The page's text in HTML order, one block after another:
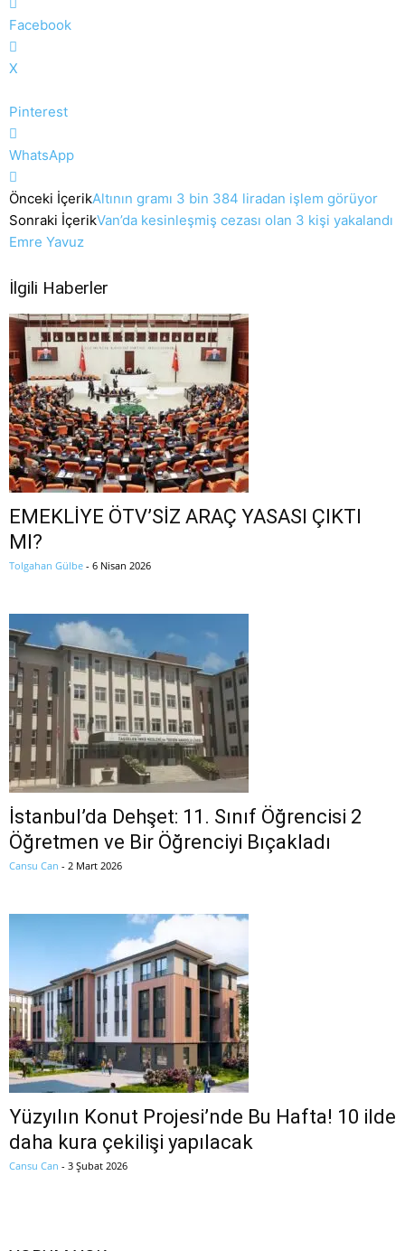
Facebook
X
Pinterest
WhatsApp
Önceki İçerikAltının gramı 3 bin 384 liradan işlem görüyor
Sonraki İçerikVan’da kesinleşmiş cezası olan 3 kişi yakalandı
Emre Yavuz
İlgili Haberler
EMEKLİYE ÖTV’SİZ ARAÇ YASASI ÇIKTI
MI?
Tolgahan Gülbe - 6 Nisan 2026
İstanbul’da Dehşet: 11. Sınıf Öğrencisi 2
Öğretmen ve Bir Öğrenciyi Bıçakladı
Cansu Can - 2 Mart 2026
Yüzyılın Konut Projesi’nde Bu Hafta! 10 ilde
daha kura çekilişi yapılacak
Cansu Can - 3 Şubat 2026